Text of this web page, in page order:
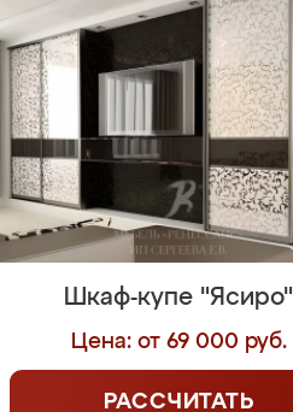
Шкаф-купе "Ясиро"
Цена: от 69 000 руб.
РАССЧИТАТЬ